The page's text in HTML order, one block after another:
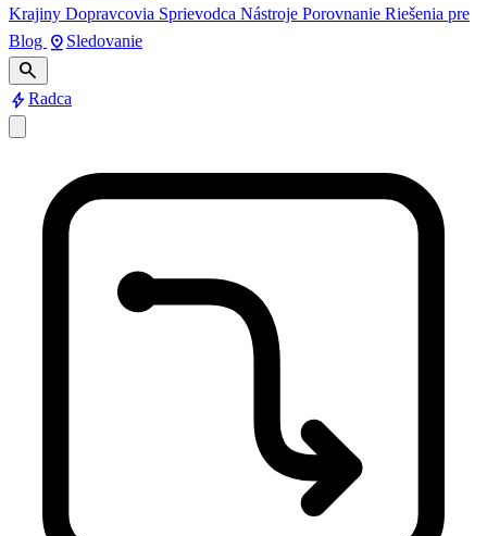
Krajiny Dopravcovia Sprievodca Nástroje Porovnanie Riešenia pre
Blog pin_drop Sledovanie
search
boltRadca